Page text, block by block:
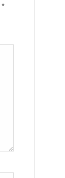
*